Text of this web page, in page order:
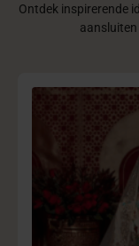
Ontdek inspirerende
aansluiten